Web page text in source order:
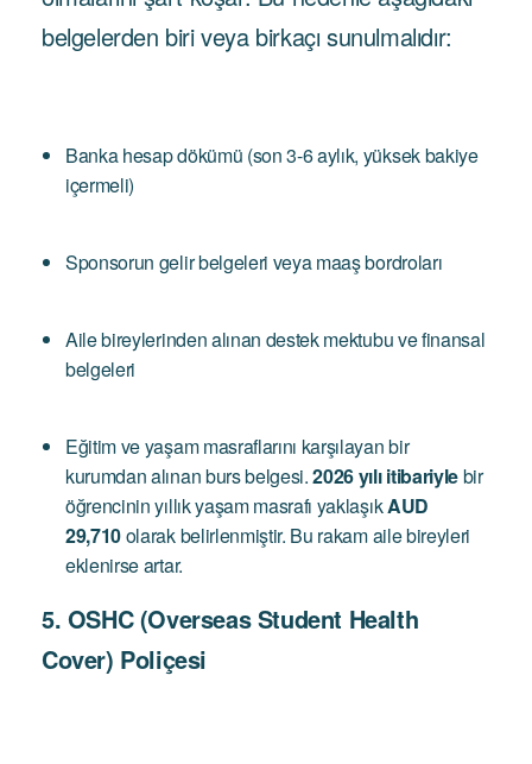
belgelerden biri veya birkaçı sunulmalıdır:
Banka hesap dökümü (son 3-6 aylık, yüksek bakiye
içermeli)
Sponsorun gelir belgeleri veya maaş bordroları
Aile bireylerinden alınan destek mektubu ve finansal
belgeleri
Eğitim ve yaşam masraflarını karşılayan bir
kurumdan alınan burs belgesi.2026 yılı itibariylebir
öğrencinin yıllık yaşam masrafı yaklaşıkAUD
29,710olarak belirlenmiştir. Bu rakam aile bireyleri
eklenirse artar.
5. OSHC (Overseas Student Health
Cover) Poliçesi